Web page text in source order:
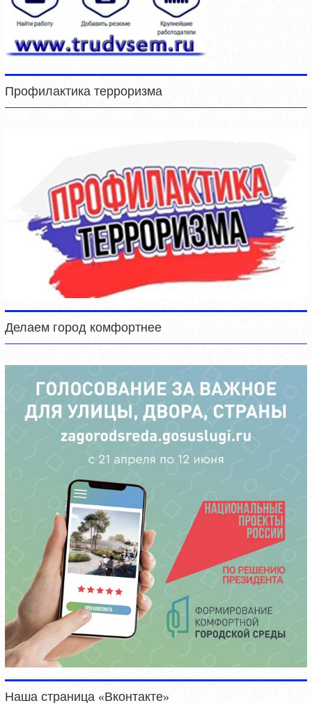
Профилактика терроризма
Делаем город комфортнее
Наша страница «Вконтакте»